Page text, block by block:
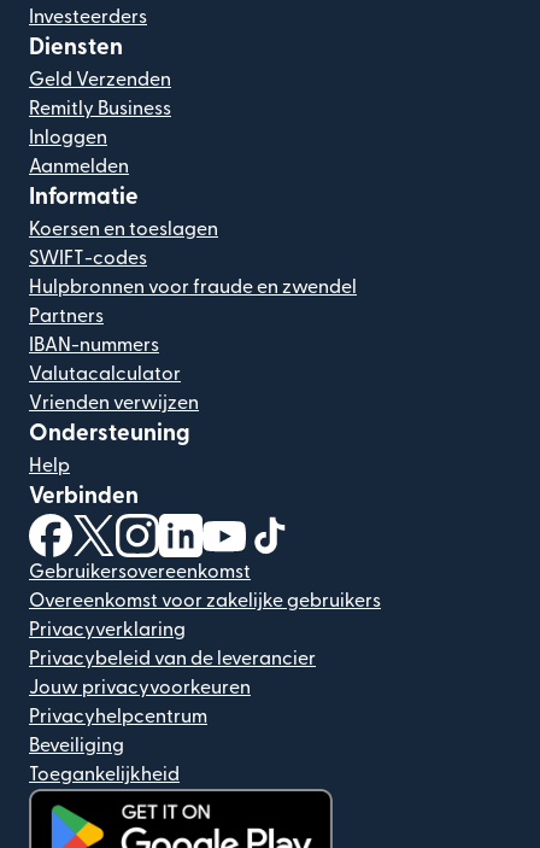
Investeerders
Diensten
Geld Verzenden
Remitly Business
Inloggen
Aanmelden
Informatie
Koersen en toeslagen
SWIFT-codes
Hulpbronnen voor fraude en zwendel
Partners
IBAN-nummers
Valutacalculator
Vrienden verwijzen
Ondersteuning
Help
Verbinden
(wordt geopend in een nieuw venster)
(wordt geopend in een nieuw venster)
(wordt geopend in een nieuw venster)
(wordt geopend in een nieuw venster)
(wordt geopend in een nieuw
Gebruikersovereenkomst
Overeenkomst voor zakelijke gebruikers
Privacyverklaring
Privacybeleid van de leverancier
Jouw privacyvoorkeuren
Privacyhelpcentrum
Beveiliging
Toegankelijkheid